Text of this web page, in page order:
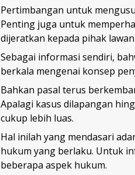
Pertimbangan untuk
Penting juga untuk
dijeratkan kepada pihak
Sebagai informasi sendiri,
berkala mengenai konsep
Bahkan pasal terus
Apalagi kasus dilapangan
cukup lebih luas.
Hal inilah yang mendasari
hukum yang berlaku. Untuk
beberapa aspek hukum.